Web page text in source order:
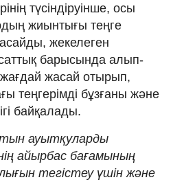
түсіндіруінше, осы
жиынтығы теңге
жекелеген
барысында алып-
жасай отырып,
теңгерімді бұзғаны және
байқалады.
ауытқуларды
айырбас бағамының
тегістеу үшін және